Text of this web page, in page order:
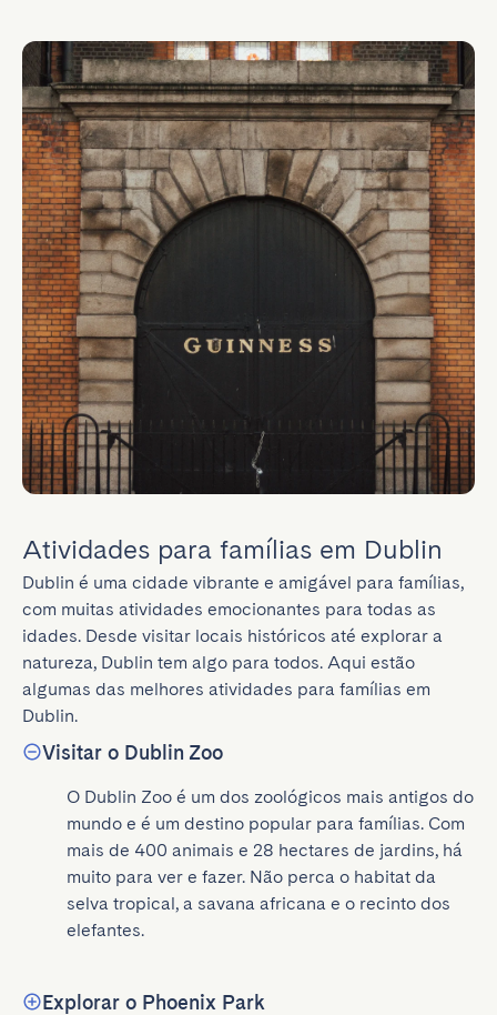
Atividades para famílias em Dublin
Dublin é uma cidade vibrante e amigável para famílias,
com muitas atividades emocionantes para todas as
idades. Desde visitar locais históricos até explorar a
natureza, Dublin tem algo para todos. Aqui estão
algumas das melhores atividades para famílias em
Dublin.
Visitar o Dublin Zoo
O Dublin Zoo é um dos zoológicos mais antigos do
mundo e é um destino popular para famílias. Com
mais de 400 animais e 28 hectares de jardins, há
muito para ver e fazer. Não perca o habitat da
selva tropical, a savana africana e o recinto dos
elefantes.
Explorar o Phoenix Park